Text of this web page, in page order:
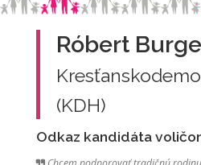
Róbert
(KDH)
Odkaz kandidáta